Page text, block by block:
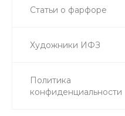
Статьи о фарфоре
Художники ИФЗ
Политика
конфиденциальности